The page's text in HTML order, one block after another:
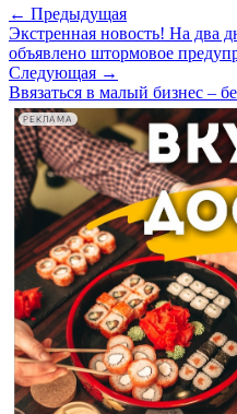
← Предыдущая
Экстренная новость! На два
объявлено штормовое
Следующая →
Ввязаться в малый бизнес –
РЕКЛАМА